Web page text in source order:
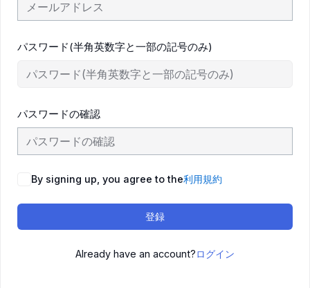
パスワード(半角英数字と一部の記号のみ)
パスワードの確認
By signing up, you agree to the利用規約
登録
Already have an account?ログイン